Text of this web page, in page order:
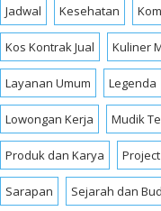
Jadwal Kesehatan
Kos Kontrak Jual Kuliner
Layanan Umum Legenda
Lowongan Kerja Mudik
Produk dan Karya
Sarapan Sejarah dan